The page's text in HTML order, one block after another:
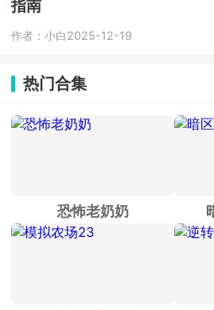
应，租后自动解绑，全
指南
作者：小白2025-12-19
热门合集
恐怖老奶奶